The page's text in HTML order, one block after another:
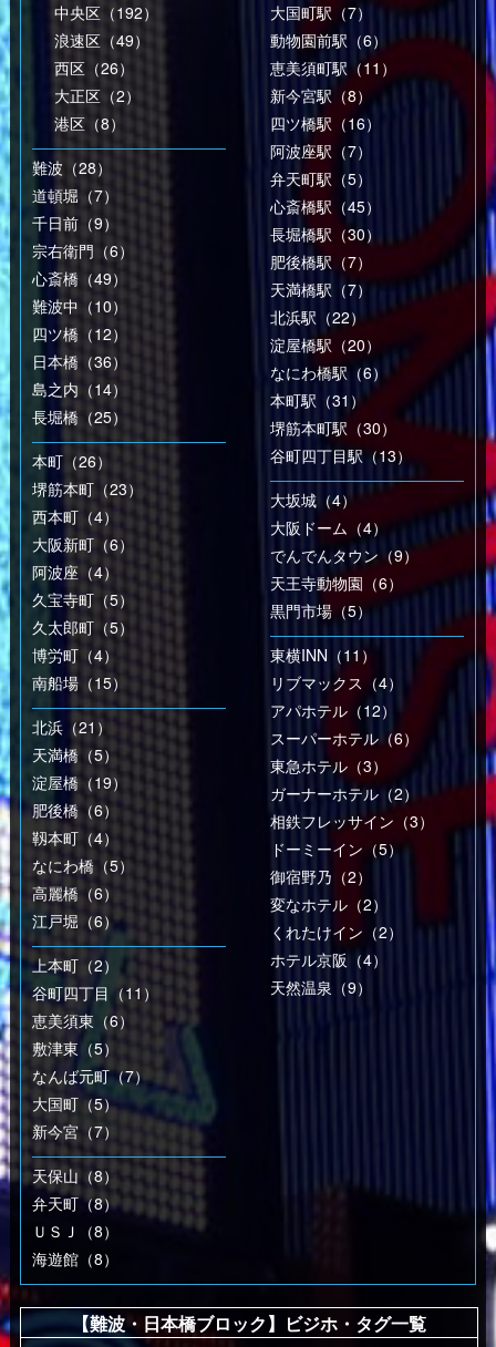
中央区（192）
浪速区（49）
西区（26）
大正区（2）
港区（8）
難波（28）
道頓堀（7）
千日前（9）
宗右衛門（6）
心斎橋（49）
難波中（10）
四ツ橋（12）
日本橋（36）
島之内（14）
長堀橋（25）
本町（26）
堺筋本町（23）
西本町（4）
大阪新町（6）
阿波座（4）
久宝寺町（5）
久太郎町（5）
博労町（4）
南船場（15）
北浜（21）
天満橋（5）
淀屋橋（19）
肥後橋（6）
靱本町（4）
なにわ橋（5）
高麗橋（6）
江戸堀（6）
上本町（2）
谷町四丁目（11）
恵美須東（6）
敷津東（5）
なんば元町（7）
大国町（5）
新今宮（7）
天保山（8）
弁天町（8）
ＵＳＪ（8）
海遊館（8）
大国町駅（7）
動物園前駅（6）
恵美須町駅（11）
新今宮駅（8）
四ツ橋駅（16）
阿波座駅（7）
弁天町駅（5）
心斎橋駅（45）
長堀橋駅（30）
肥後橋駅（7）
天満橋駅（7）
北浜駅（22）
淀屋橋駅（20）
なにわ橋駅（6）
本町駅（31）
堺筋本町駅（30）
谷町四丁目駅（13）
大坂城（4）
大阪ドーム（4）
でんでんタウン（9）
天王寺動物園（6）
黒門市場（5）
東横INN（11）
リブマックス（4）
アパホテル（12）
スーパーホテル（6）
東急ホテル（3）
ガーナーホテル（2）
相鉄フレッサイン（3）
ドーミーイン（5）
御宿野乃（2）
変なホテル（2）
くれたけイン（2）
ホテル京阪（4）
天然温泉（9）
【難波・日本橋ブロック】ビジホ・タグ一覧